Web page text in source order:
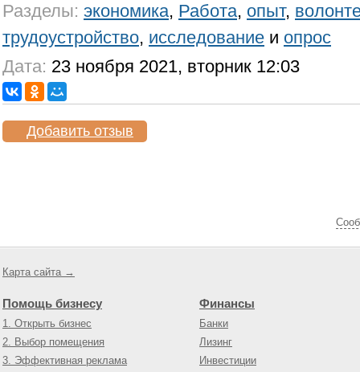
Разделы: экономика, Работа, опыт,
трудоустройство, исследование и опрос
Дата: 23 ноября 2021, вторник 12:03
Добавить отзыв
Карта сайта →
Помощь бизнесу
1. Открыть бизнес
2. Выбор помещения
3. Эффективная реклама
Финансы
Банки
Лизинг
Инвестиции